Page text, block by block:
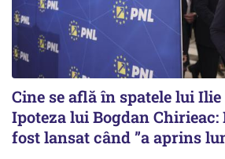
Cine se află în spatele lui Ilie
Ipoteza lui Bogdan Chirieac:
fost lansat când ”a aprins